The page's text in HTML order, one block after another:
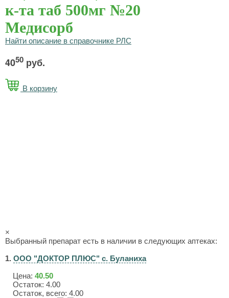
к-та таб 500мг №20
Медисорб
Найти описание в справочнике РЛС
4050 руб.
В корзину
×
Выбранный препарат есть в наличии в следующих аптеках:
1. ООО "ДОКТОР ПЛЮС" с. Буланиха
Цена: 40.50
Остаток: 4.00
Остаток, всего: 4.00